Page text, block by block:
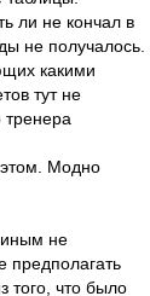
ли не кончал в
не получалось.
какими
тут не
тренера
Модно
не
предполагать
того, что было